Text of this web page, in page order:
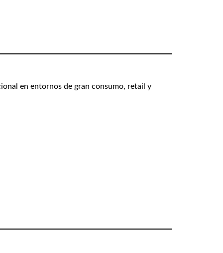
en entornos de gran consumo, retail y